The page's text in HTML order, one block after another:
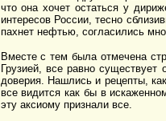
что она хочет остаться у
интересов России, тесно
пахнет нефтью, согласились
Вместе с тем была отмечена
Грузией, все равно существует
доверия. Нашлись и рецепты,
все видится как бы в
эту аксиому признали все.